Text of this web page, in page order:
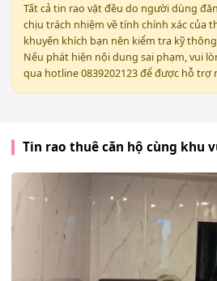
Tất cả tin rao vặt đều do người dùng
chịu trách nhiệm về tính chính xác của
khuyến khích bạn nên kiểm tra kỹ
Nếu phát hiện nội dung sai phạm, vui
qua hotline 0839202123 để được hỗ
Tin rao thuê căn hộ cùng khu